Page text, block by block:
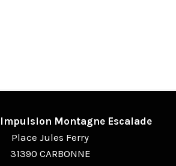
Montagne Escalade
Place Jules Ferry
31390 CARBONNE